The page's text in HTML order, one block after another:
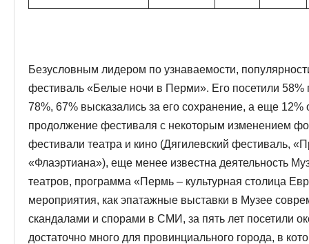
Безусловным лидером по узнаваемости,
фестиваль «Белые ночи в Перми». Его посетили 58%
78%, 67% высказались за его сохранение, а еще
продолжение фестиваля с некоторым изменением
фестивали театра и кино (Дягилевский фестиваль,
«Флаэртиана»), еще менее известна деятельность
театров, программа «Пермь – культурная столица
мероприятия, как эпатажные выставки в Музее
скандалами и спорами в СМИ, за пять лет посетили
достаточно много для провинциального города, в